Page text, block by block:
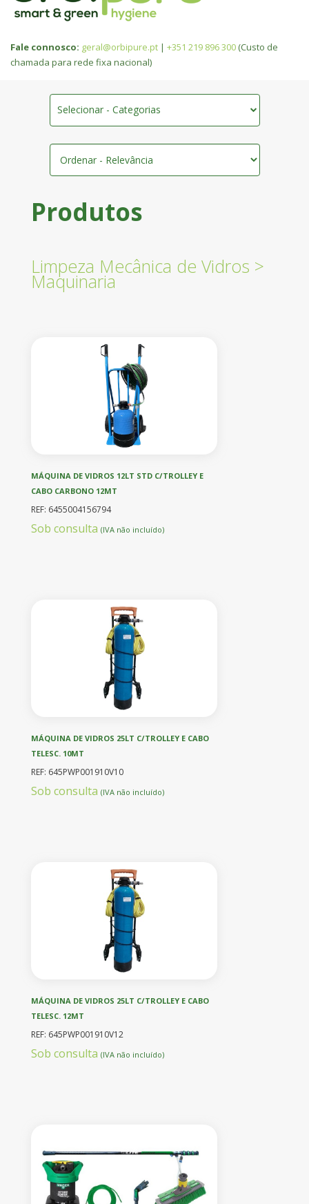
Fale connosco: geral@orbipure.pt | +351 219 896 300 (Custo de
chamada para rede fixa nacional)
Selecionar - Categorias
Produtos
Limpeza Mecânica de Vidros >
Maquinaria
MÁQUINA DE VIDROS 12LT STD C/TROLLEY E
CABO CARBONO 12MT
REF: 6455004156794
Sob consulta (IVA não incluído)
MÁQUINA DE VIDROS 25LT C/TROLLEY E CABO
TELESC. 10MT
REF: 645PWP001910V10
Sob consulta (IVA não incluído)
MÁQUINA DE VIDROS 25LT C/TROLLEY E CABO
TELESC. 12MT
REF: 645PWP001910V12
Sob consulta (IVA não incluído)